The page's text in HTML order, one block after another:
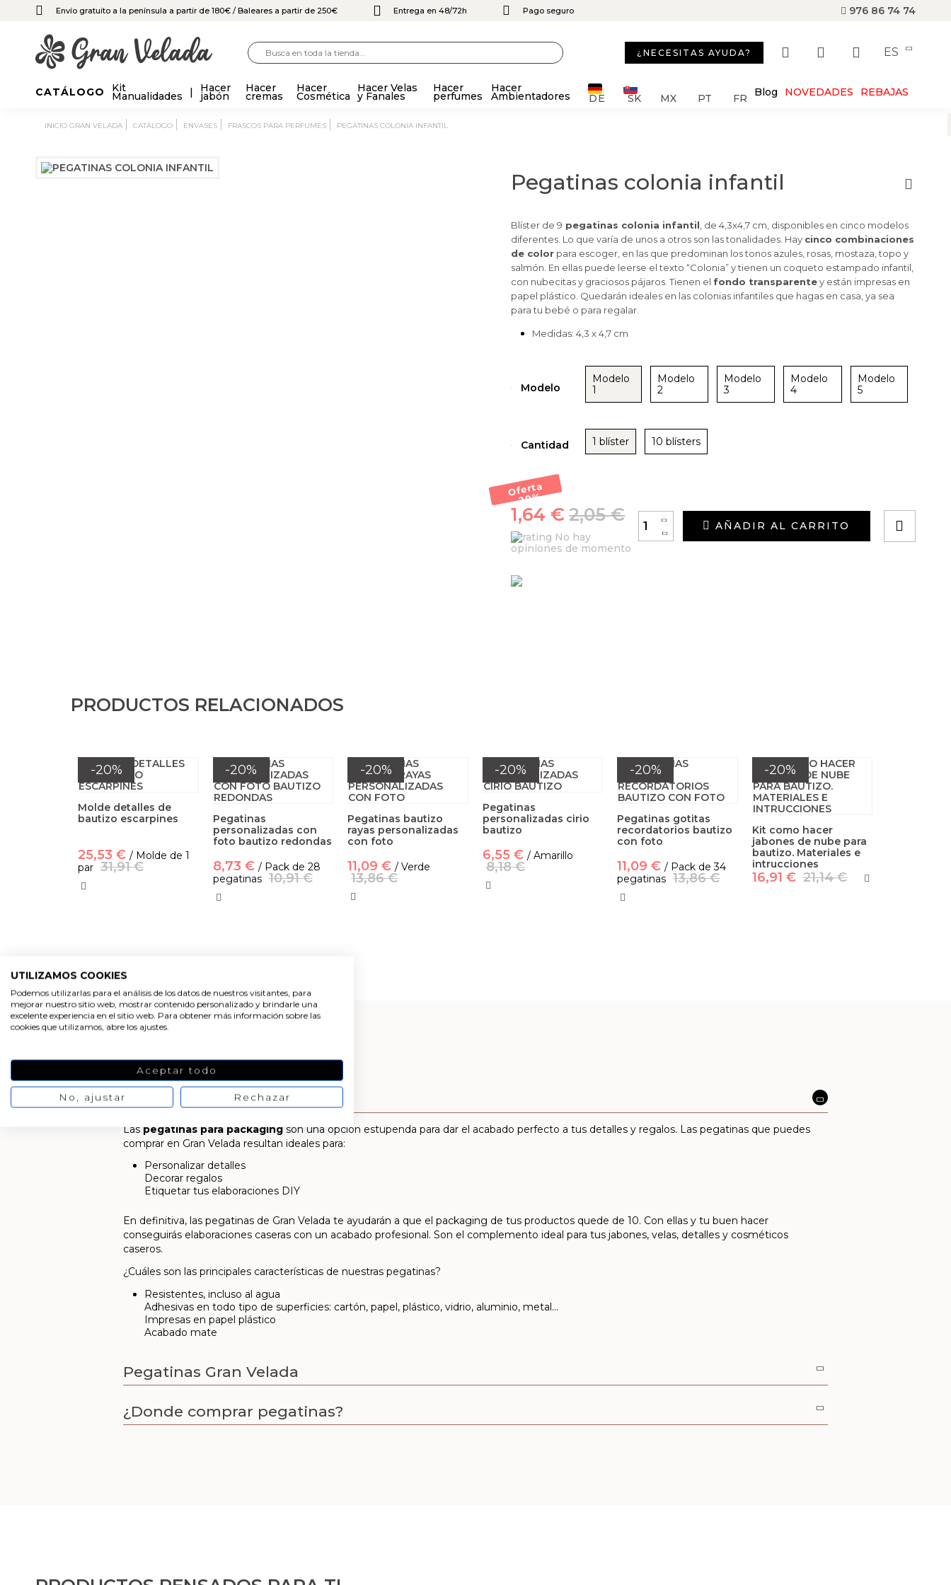
Envío gratuito a la península a partir de 180€ / Baleares a partir de 250€ Entrega en 48/72h Pago seguro 976 86 74 74
¿NECESITAS AYUDA? ES
CATÁLOGO Kit
Manualidades
Hacer
jabón
Hacer
cremas
Hacer
Cosmética
Hacer Velas
y Fanales
Hacer
perfumes
Hacer
Ambientadores DE SK MX PT FR Blog NOVEDADES REBAJAS
INICIO GRAN VELADA CATÁLOGO ENVASES FRASCOS PARA PERFUMES PEGATINAS COLONIA INFANTIL
Pegatinas colonia infantil
Blíster de 9 pegatinas colonia infantil , de 4,3x4,7 cm, disponibles en cinco modelos
diferentes. Lo que varía de unos a otros son las tonalidades. Hay cinco combinaciones
de color para escoger, en las que predominan los tonos azules, rosas, mostaza, topo y
salmón. En ellas puede leerse el texto “Colonia” y tienen un coqueto estampado infantil,
con nubecitas y graciosos pájaros. Tienen el fondo transparentey están impresas en
papel plástico. Quedarán ideales en las colonias infantiles que hagas en casa, ya sea
para tu bebé o para regalar.
Medidas: 4,3 x 4,7 cm
Modelo
Modelo
1
Modelo
2
Modelo
3
Modelo
4
Modelo
5
Cantidad 1 blíster 10 blísters
Oferta
-20
%
2,05 €
1,64 €
No hay
opiniones de momento
-
+
AÑADIR AL CARRITO
PRODUCTOS RELACIONADOS
-20%
Molde detalles de
bautizo escarpines
25,53 € / Molde de 1
par 31,91 €
-20%
Pegatinas
personalizadas con
foto bautizo redondas
8,73 € / Pack de 28
pegatinas 10,91 €
-20%
Pegatinas bautizo
rayas personalizadas
con foto
11,09 € / Verde
13,86 €
-20%
Pegatinas
personalizadas cirio
bautizo
6,55 € / Amarillo
8,18 €
-20%
Pegatinas gotitas
recordatorios bautizo
con foto
11,09 € / Pack de 34
pegatinas 13,86 €
-20%
Kit como hacer
jabones de nube para
bautizo. Materiales e
intrucciones
16,91 € 21,14 €
Pegatinas para packaging
Las pegatinas para packaging son una opción estupenda para dar el acabado perfecto a tus detalles y regalos. Las pegatinas que puedes
comprar en Gran Velada resultan ideales para:
Personalizar detalles
Decorar regalos
Etiquetar tus elaboraciones DIY
En definitiva, las pegatinas de Gran Velada te ayudarán a que el packaging de tus productos quede de 10. Con ellas y tu buen hacer
conseguirás elaboraciones caseras con un acabado profesional. Son el complemento ideal para tus jabones, velas, detalles y cosméticos
caseros.
¿Cuáles son las principales características de nuestras pegatinas?
Resistentes, incluso al agua
Adhesivas en todo tipo de superficies: cartón, papel, plástico, vidrio, aluminio, metal…
Impresas en papel plástico
Acabado mate
Pegatinas Gran Velada
¿Donde comprar pegatinas?
UTILIZAMOS COOKIES
Podemos utilizarlas para el análisis de los datos de nuestros visitantes, para
mejorar nuestro sitio web, mostrar contenido personalizado y brindarle una
excelente experiencia en el sitio web. Para obtener más información sobre las
cookies que utilizamos, abre los ajustes.
Aceptar todo
No, ajustar Rechazar